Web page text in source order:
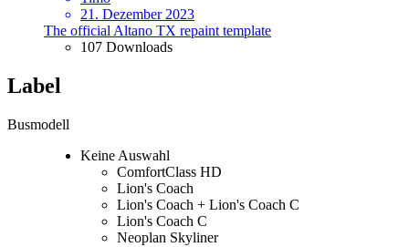
21. Dezember 2023
The official Altano TX repaint template
107 Downloads
Label
Busmodell
Keine Auswahl
ComfortClass HD
Lion's Coach
Lion's Coach + Lion's Coach C
Lion's Coach C
Neoplan Skyliner